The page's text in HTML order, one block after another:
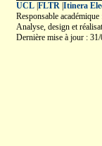
UCL| FLTR| Itinera
Responsable académique
Analyse, design et
Dernière mise à jour :